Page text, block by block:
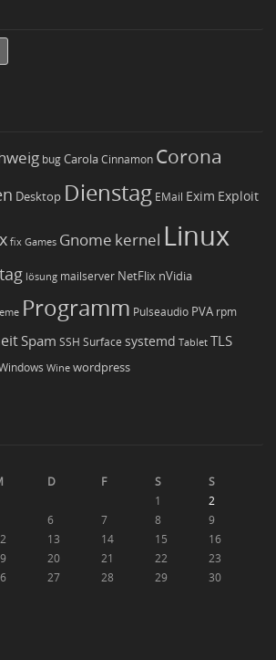
bugCarola Cinnamon Corona
Desktop Dienstag EMail Exim Exploit
fix Games Gnome kernel Linux
lösung mailserver NetFlix nVidia
Programm Pulseaudio PVA rpm
Spam SSH Surface systemd Tablet TLS
Wine wordpress
D F S
S
1
2
6 7 8
9
13 14 15
16
20 21 22
23
27 28 29
30